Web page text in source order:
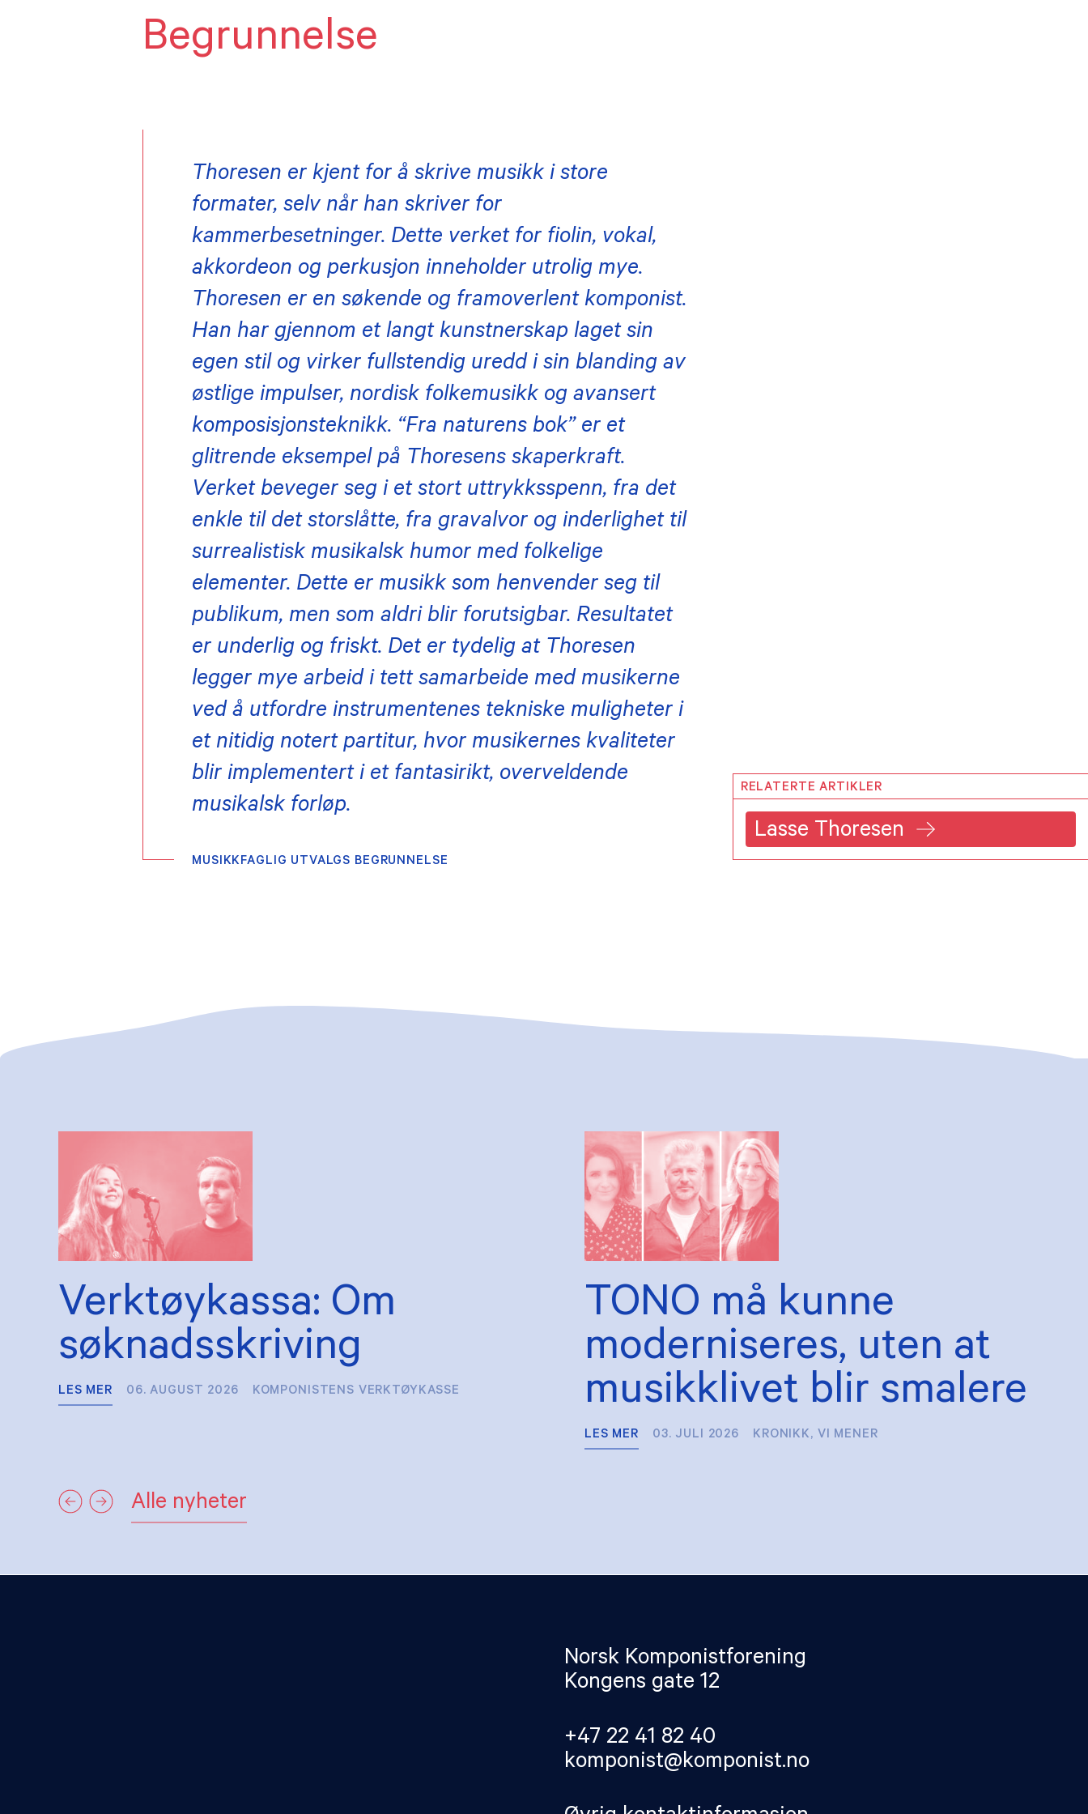
Begrunnelse
Thoresen er kjent for å skrive musikk i store
formater, selv når han skriver for
kammerbesetninger. Dette verket for fiolin, vokal,
akkordeon og perkusjon inneholder utrolig mye.
Thoresen er en søkende og framoverlent komponist.
Han har gjennom et langt kunstnerskap laget sin
egen stil og virker fullstendig uredd i sin blanding av
østlige impulser, nordisk folkemusikk og avansert
komposisjonsteknikk. “Fra naturens bok” er et
glitrende eksempel på Thoresens skaperkraft.
Verket beveger seg i et stort uttrykksspenn, fra det
enkle til det storslåtte, fra gravalvor og inderlighet til
surrealistisk musikalsk humor med folkelige
elementer. Dette er musikk som henvender seg til
publikum, men som aldri blir forutsigbar. Resultatet
er underlig og friskt. Det er tydelig at Thoresen
legger mye arbeid i tett samarbeide med musikerne
ved å utfordre instrumentenes tekniske muligheter i
et nitidig notert partitur, hvor musikernes kvaliteter
blir implementert i et fantasirikt, overveldende
musikalsk forløp.
MUSIKKFAGLIG UTVALGS BEGRUNNELSE
RELATERTE ARTIKLER
Lasse Thoresen
Verktøykassa: Om
søknadsskriving
LES MER 06. AUGUST 2026 KOMPONISTENS VERKTØYKASSE
TONO må kunne
moderniseres, uten at
musikklivet blir smalere
LES MER 03. JULI 2026 KRONIKK, VI MENER
Alle nyheter
Norsk Komponistforening
Kongens gate 12
+47 22 41 82 40
komponist@komponist.no